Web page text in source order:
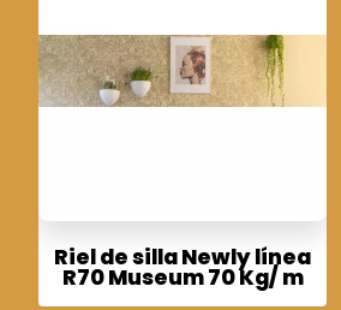
Riel de silla Newly línea
R70 Museum 70 Kg/ m